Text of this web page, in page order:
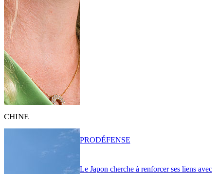
CHINE
Le Japon cherche à renforcer ses liens avec
PRODÉFENSE